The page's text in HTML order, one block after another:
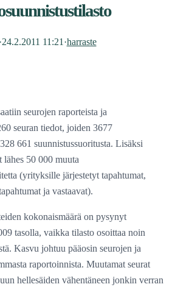
·24.2.2011 11:21 ·harraste
seurojen raporteista ja
seuran tiedot, joiden 3677
661 suunnistussuoritusta. Lisäksi
lähes 50 000 muuta
(yrityksille järjestetyt tapahtumat,
ja vastaavat).
kokonaismäärä on pysynyt
tasolla, vaikka tilasto osoittaa noin
Kasvu johtuu pääosin seurojen ja
raportoinnista. Muutamat seurat
hellesäiden vähentäneen jonkin verran